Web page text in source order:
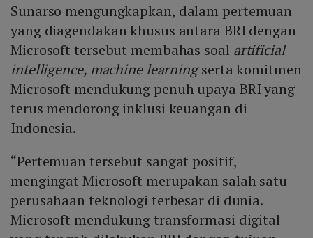
Sunarso mengungkapkan, dalam pertemuan
yang diagendakan khusus antara BRI dengan
Microsoft tersebut membahas soal artificial
intelligence, machine learningserta komitmen
Microsoft mendukung penuh upaya BRI yang
terus mendorong inklusi keuangan di
Indonesia.
“Pertemuan tersebut sangat positif,
mengingat Microsoft merupakan salah satu
perusahaan teknologi terbesar di dunia.
Microsoft mendukung transformasi digital